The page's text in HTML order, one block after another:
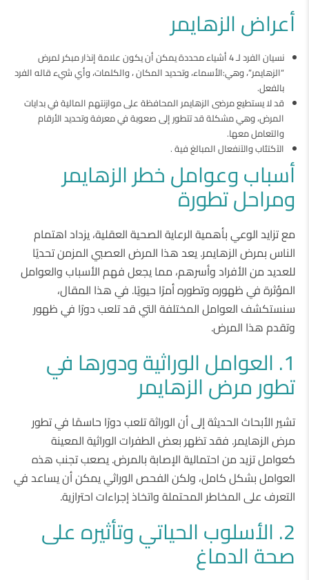
أعراض الزهايمر
نسيان الفرد لـ 4 أشياء محددة يمكن أن يكون علامة إنذار مبكر لمرض
“الزهايمر”، وهي:الأسماء، وتحديد المكان ، والكلمات، وأي شيء قاله الفرد
بالفعل.
قد لا يستطيع مرضى الزهايمر المحافظة على موازنتهم المالية في بدايات
المرض، وهي مشكلة قد تتطور إلى صعوبة في معرفة وتحديد الأرقام
والتعامل معها.
الآكتئاب والآنفعال المبالغ فية .
أسباب وعوامل خطر الزهايمر
ومراحل تطورة
مع تزايد الوعي بأهمية الرعاية الصحية العقلية، يزداد اهتمام
الناس بمرض الزهايمر. يعد هذا المرض العصبي المزمن تحديًا
للعديد من الأفراد وأسرهم، مما يجعل فهم الأسباب والعوامل
المؤثرة في ظهوره وتطوره أمرًا حيويًا. في هذا المقال،
سنستكشف العوامل المختلفة التي قد تلعب دورًا في ظهور
وتقدم هذا المرض.
1. العوامل الوراثية ودورها في
تطور مرض الزهايمر
تشير الأبحاث الحديثة إلى أن الوراثة تلعب دورًا حاسمًا في تطور
مرض الزهايمر. فقد تظهر بعض الطفرات الوراثية المعينة
كعوامل تزيد من احتمالية الإصابة بالمرض. يصعب تجنب هذه
العوامل بشكل كامل، ولكن الفحص الوراثي يمكن أن يساعد في
التعرف على المخاطر المحتملة واتخاذ إجراءات احترازية.
2. الأسلوب الحياتي وتأثيره على
صحة الدماغ